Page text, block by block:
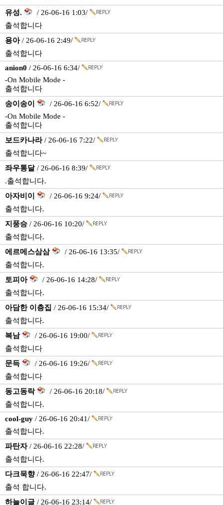
유성.
/ 26-06-16 1:03/
출석합니다
용아/ 26-06-16 2:49/
출석합니다
anion0 / 26-06-16 6:34/
-On Mobile Mode -
출석합니다
송이송이
/ 26-06-16 6:52/
-On Mobile Mode -
출석합니다
보드카나라/ 26-06-16 7:22/
출석합니다~
좌우통달/ 26-06-16 8:39/
.출석합니다.
아자비이
/ 26-06-16 9:24/
출석합니다.
지풍승 / 26-06-16 10:20/
출석합니다.
에르메스삼삼
/ 26-06-16 13:35/
출석합니다.
토피아
/ 26-06-16 14:28/
출석합니다.
아담한 이층집 / 26-06-16 15:34/
출석합니다.
복남
/ 26-06-16 19:00/
출석합니다
문득
/ 26-06-16 19:26/
출석합니다
동고동락
/ 26-06-16 20:18/
출석합니다.
cool-guy / 26-06-16 20:41/
출석합니다.
파탄자/ 26-06-16 22:28/
출석합니다.
다크묵향/ 26-06-16 22:47/
출석 합니다.
하늘이글 / 26-06-16 23:14/